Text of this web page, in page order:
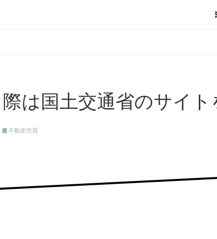
は国土交通省のサイ
 不動産売買